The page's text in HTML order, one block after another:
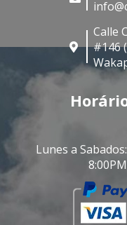
Calle
#146
Lunes a